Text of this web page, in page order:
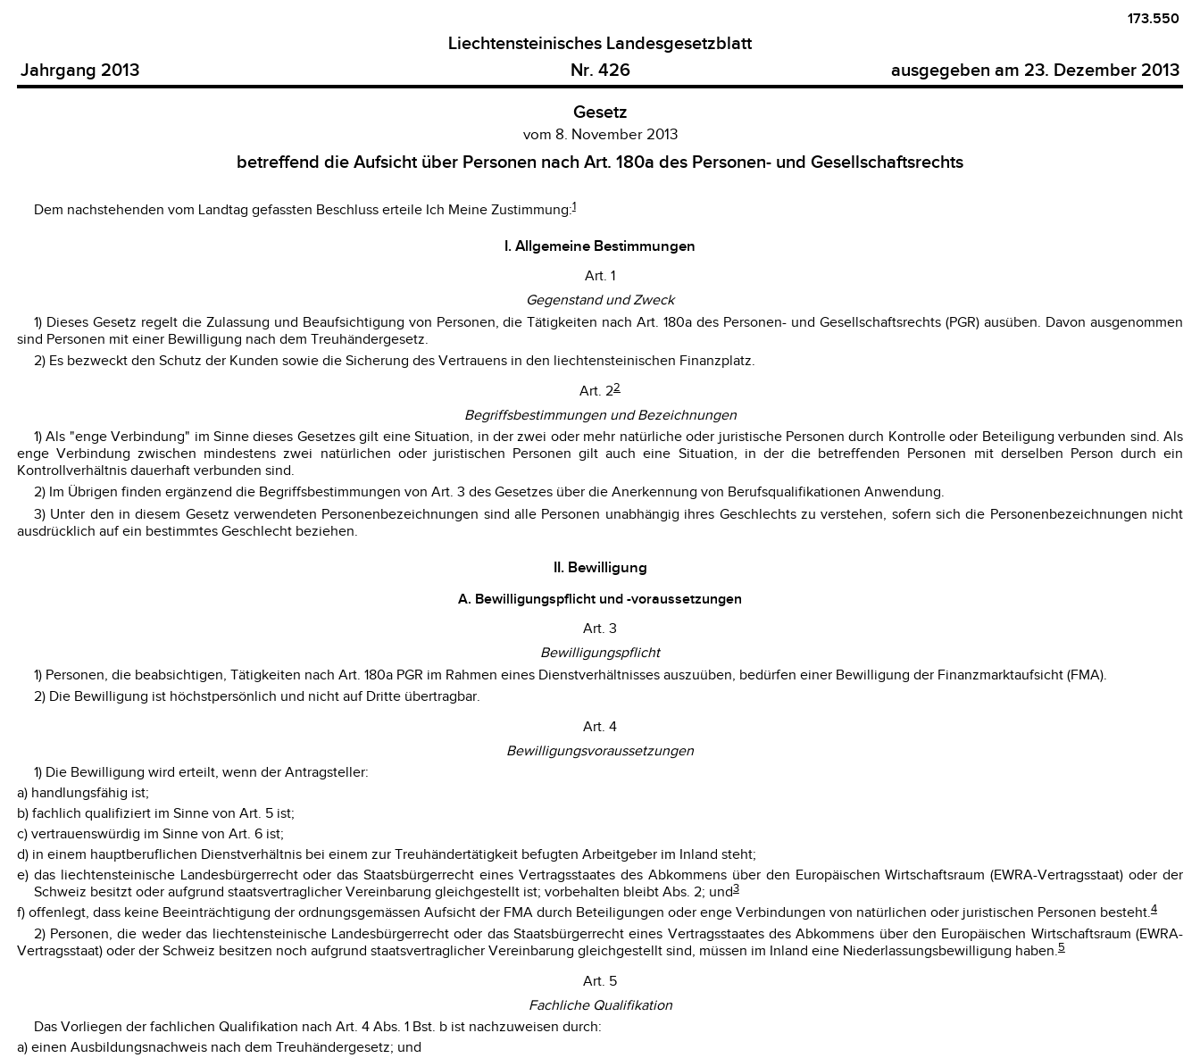
173.550
Liechtensteinisches Landesgesetzblatt
Jahrgang 2013
Nr. 426
ausgegeben am 23. Dezember 2013
Gesetz
vom 8. November 2013
betreffend die Aufsicht über Personen nach Art. 180a des Personen- und Gesellschaftsrechts
Dem nachstehenden vom Landtag gefassten Beschluss erteile Ich Meine Zustimmung:1
I. Allgemeine Bestimmungen
Art. 1
Gegenstand und Zweck
1) Dieses Gesetz regelt die Zulassung und Beaufsichtigung von Personen, die Tätigkeiten nach Art. 180a des Personen- und Gesellschaftsrechts (PGR) ausüben. Davon ausgenommen
sind Personen mit einer Bewilligung nach dem Treuhändergesetz.
2) Es bezweckt den Schutz der Kunden sowie die Sicherung des Vertrauens in den liechtensteinischen Finanzplatz.
Art. 22
Begriffsbestimmungen und Bezeichnungen
1) Als "enge Verbindung" im Sinne dieses Gesetzes gilt eine Situation, in der zwei oder mehr natürliche oder juristische Personen durch Kontrolle oder Beteiligung verbunden sind. Als
enge Verbindung zwischen mindestens zwei natürlichen oder juristischen Personen gilt auch eine Situation, in der die betreffenden Personen mit derselben Person durch ein
Kontrollverhältnis dauerhaft verbunden sind.
2) Im Übrigen finden ergänzend die Begriffsbestimmungen von Art. 3 des Gesetzes über die Anerkennung von Berufsqualifikationen Anwendung.
3) Unter den in diesem Gesetz verwendeten Personenbezeichnungen sind alle Personen unabhängig ihres Geschlechts zu verstehen, sofern sich die Personenbezeichnungen nicht
ausdrücklich auf ein bestimmtes Geschlecht beziehen.
II. Bewilligung
A. Bewilligungspflicht und -voraussetzungen
Art. 3
Bewilligungspflicht
1) Personen, die beabsichtigen, Tätigkeiten nach Art. 180a PGR im Rahmen eines Dienstverhältnisses auszuüben, bedürfen einer Bewilligung der Finanzmarktaufsicht (FMA).
2) Die Bewilligung ist höchstpersönlich und nicht auf Dritte übertragbar.
Art. 4
Bewilligungsvoraussetzungen
1) Die Bewilligung wird erteilt, wenn der Antragsteller:
a) handlungsfähig ist;
b) fachlich qualifiziert im Sinne von Art. 5 ist;
c) vertrauenswürdig im Sinne von Art. 6 ist;
d) in einem hauptberuflichen Dienstverhältnis bei einem zur Treuhändertätigkeit befugten Arbeitgeber im Inland steht;
e) das liechtensteinische Landesbürgerrecht oder das Staatsbürgerrecht eines Vertragsstaates des Abkommens über den Europäischen Wirtschaftsraum (EWRA-Vertragsstaat) oder der
Schweiz besitzt oder aufgrund staatsvertraglicher Vereinbarung gleichgestellt ist; vorbehalten bleibt Abs. 2; und3
f) offenlegt, dass keine Beeinträchtigung der ordnungsgemässen Aufsicht der FMA durch Beteiligungen oder enge Verbindungen von natürlichen oder juristischen Personen besteht.4
2) Personen, die weder das liechtensteinische Landesbürgerrecht oder das Staatsbürgerrecht eines Vertragsstaates des Abkommens über den Europäischen Wirtschaftsraum (EWRA-
Vertragsstaat) oder der Schweiz besitzen noch aufgrund staatsvertraglicher Vereinbarung gleichgestellt sind, müssen im Inland eine Niederlassungsbewilligung haben.5
Art. 5
Fachliche Qualifikation
Das Vorliegen der fachlichen Qualifikation nach Art. 4 Abs. 1 Bst. b ist nachzuweisen durch:
a) einen Ausbildungsnachweis nach dem Treuhändergesetz; und